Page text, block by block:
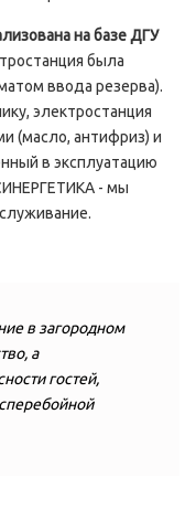
на базе ДГУ
была
ввода резерва).
электростанция
(масло, антифриз) и
в эксплуатацию
- мы
в загородном
а
гостей,